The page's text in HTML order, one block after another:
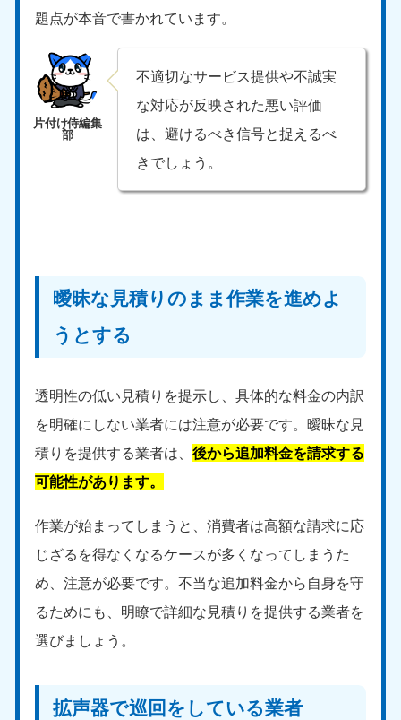
題点が本音で書かれています。
不適切なサービス提供や不誠実
な対応が反映された悪い評価
は、避けるべき信号と捉えるべ
きでしょう。
曖昧な見積りのまま作業を進めよ
うとする
透明性の低い見積りを提示し、具体的な料金の内訳
を明確にしない業者には注意が必要です。曖昧な見
積りを提供する業者は、後から追加料金を請求する
可能性があります。
作業が始まってしまうと、消費者は高額な請求に応
じざるを得なくなるケースが多くなってしまうた
め、注意が必要です。不当な追加料金から自身を守
るためにも、明瞭で詳細な見積りを提供する業者を
選びましょう。
拡声器で巡回をしている業者